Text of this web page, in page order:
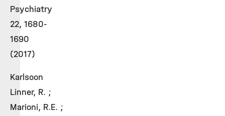
Psychiatry
22, 1680-
1690
(2017)
Karlsoon
Linner, R. ;
Marioni, R.E. ;